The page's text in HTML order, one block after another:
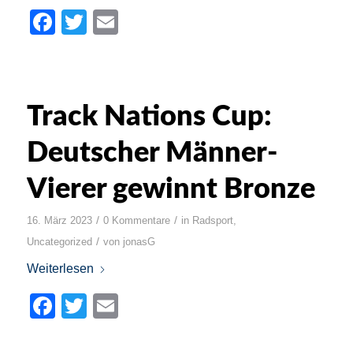
Facebook
Twitter
Track Nations Cup:
Deutscher Männer-
Vierer gewinnt Bronze
16. März 2023 / 0 Kommentare / in Radsport,
Uncategorized / von jonasG
Weiterlesen
Facebook
Twitter